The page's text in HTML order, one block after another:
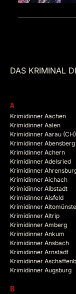
DAS KRIMINAL
A
Krimidinner Aachen
Krimidinner Aalen
Krimidinner Aarau (CH)
Krimidinner Abensberg
Krimidinner Achern
Krimidinner Adelsried
Krimidinner
Krimidinner Aichach
Krimidinner Albstadt
Krimidinner Alsfeld
Krimidinner
Krimidinner Altrip
Krimidinner Amberg
Krimidinner Ankum
Krimidinner Ansbach
Krimidinner Arnstadt
Krimidinner
Krimidinner Augsburg
B